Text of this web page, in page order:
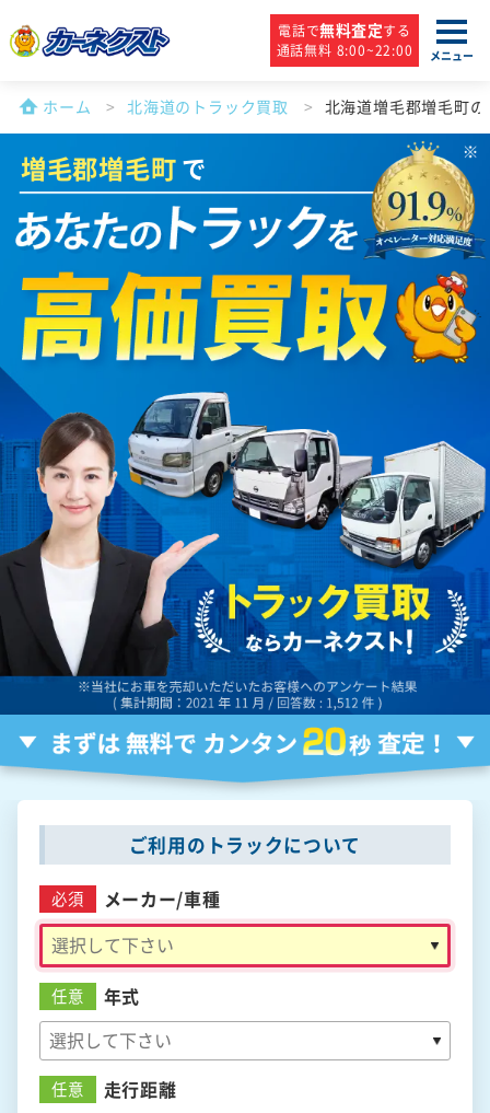
電話で無料査定する
通話無料 8:00~22:00
メニュー
ホーム 北海道のトラック買取 北海道増毛郡増毛町
増毛郡増毛町で
ご利用のトラックについて
必須 メーカー/車種
任意 年式
任意 走行距離